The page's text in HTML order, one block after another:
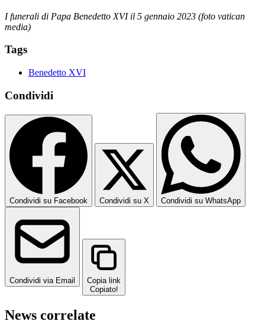
I funerali di Papa Benedetto XVI il 5 gennaio 2023 (foto vatican
media)
Tags
Benedetto XVI
Condividi
Condividi su Facebook Condividi su X Condividi su WhatsApp
Condividi via Email
Copia link
Copiato!
News correlate